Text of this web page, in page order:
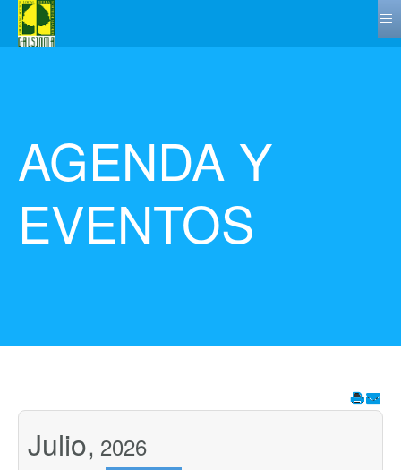
≡
AGENDA Y
EVENTOS
Julio, 2026